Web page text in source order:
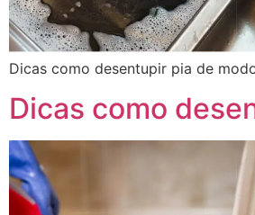
Dicas como desentupir pia de
Dicas como